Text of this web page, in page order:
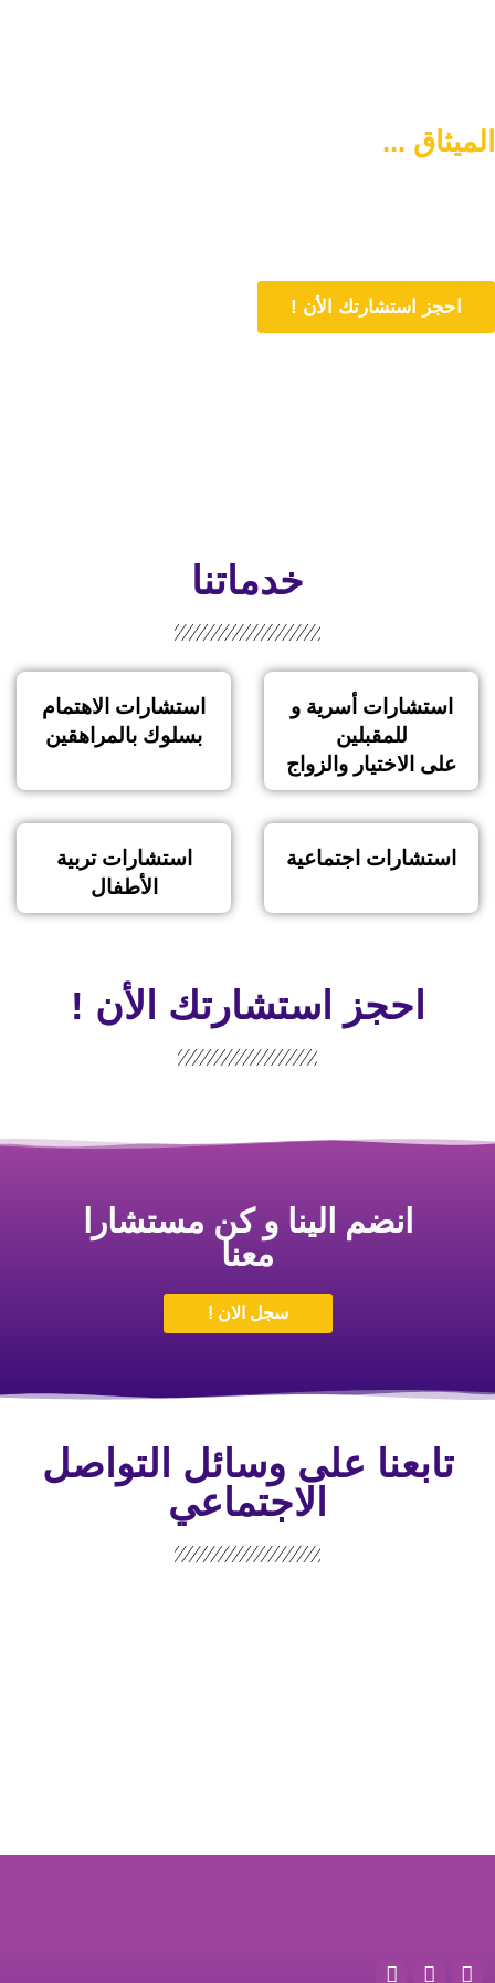
الميثاق ...
احجز استشارتك الأن !
خدماتنا
استشارات أسرية و
للمقبلين
على الاختيار والزواج
استشارات الاهتمام
بسلوك بالمراهقين
استشارات اجتماعية
استشارات تربية
الأطفال
احجز استشارتك الأن !
انضم الينا و كن مستشارا
معنا
سجل الان !
تابعنا على وسائل التواصل
الاجتماعي